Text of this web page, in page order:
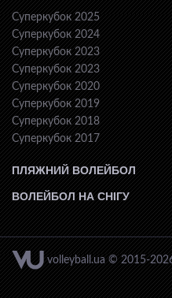
Суперкубок 2025
Суперкубок 2024
Суперкубок 2023
Суперкубок 2023
Суперкубок 2020
Суперкубок 2019
Суперкубок 2018
Суперкубок 2017
ПЛЯЖНИЙ ВОЛЕЙБОЛ
ВОЛЕЙБОЛ НА СНІГУ
volleyball.ua © 2015-